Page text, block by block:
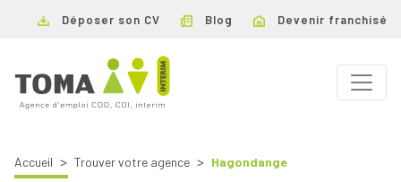
Déposer son CV Blog Devenir franchisé
Accueil Trouver votre agence Hagondange